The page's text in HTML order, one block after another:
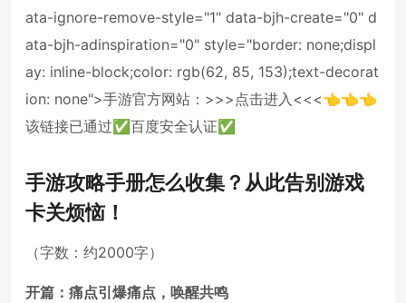
ata-ignore-remove-style="1" data-bjh-create="0" d
ata-bjh-adinspiration="0" style="border: none;displ
ay: inline-block;color: rgb(62, 85, 153);text-decorat
ion: none">手游官方网站：>>>点击进入<<<👈👈👈
该链接已通过✅百度安全认证✅
手游攻略手册怎么收集？从此告别游戏
卡关烦恼！
（字数：约2000字）
开篇：痛点引爆痛点，唤醒共鸣